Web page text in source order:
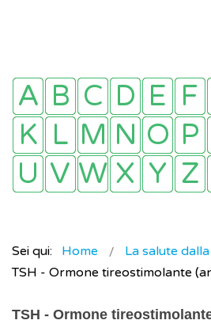
Sei qui: Home La salute
TSH - Ormone tireostimolante
TSH - Ormone